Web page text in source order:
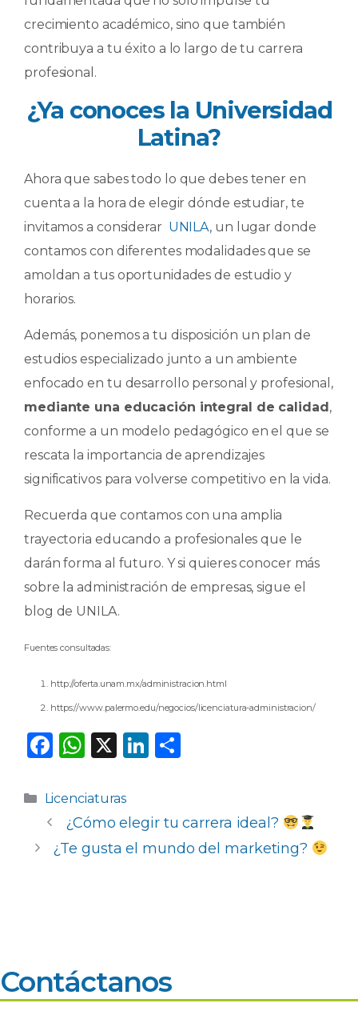
crecimiento académico, sino que también
contribuya a tu éxito a lo largo de tu carrera
profesional.
¿Ya conoces la Universidad
Latina?
Ahora que sabes todo lo que debes tener en
cuenta a la hora de elegir dónde estudiar, te
invitamos a considerar UNILA, un lugar donde
contamos con diferentes modalidades que se
amoldan a tus oportunidades de estudio y
horarios.
Además, ponemos a tu disposición un plan de
estudios especializado junto a un ambiente
enfocado en tu desarrollo personal y profesional,
mediante una educación integral de calidad,
conforme a un modelo pedagógico en el que se
rescata la importancia de aprendizajes
significativos para volverse competitivo en la vida.
Recuerda que contamos con una amplia
trayectoria educando a profesionales que le
darán forma al futuro. Y si quieres conocer más
sobre la administración de empresas, sigue el
blog de UNILA.
Fuentes consultadas:
http://oferta.unam.mx/administracion.html
https://www.palermo.edu/negocios/licenciatura-administracion/
F
c
e
b
W
a
ts
A
X
Li
e
dI
p
ar
Categorías
Licenciaturas
¿Cómo elegir tu carrera ideal?
¿Te gusta el mundo del marketing?
Contáctanos